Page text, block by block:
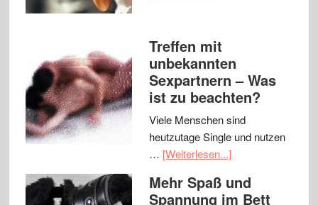
Treffen mit
unbekannten
Sexpartnern – Was
ist zu beachten?
Viele Menschen sind
heutzutage Single und nutzen
… [Weiterlesen...]
Mehr Spaß und
Spannung im Bett